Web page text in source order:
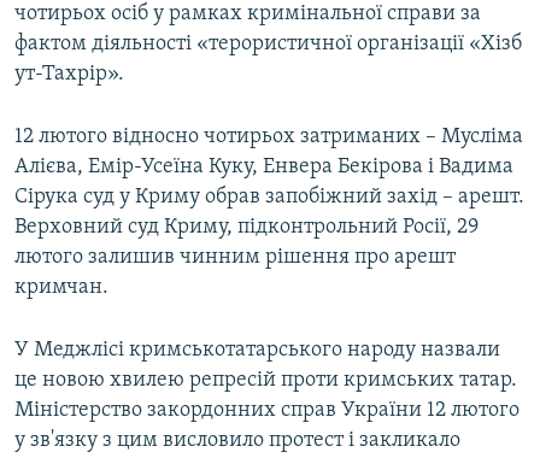
чотирьох осіб у рамках кримінальної справи за
фактом діяльності «терористичної організації «Хізб
ут-Тахрір».
12 лютого відносно чотирьох затриманих – Мусліма
Алієва, Емір-Усеїна Куку, Енвера Бекірова і Вадима
Сірука суд у Криму обрав запобіжний захід – арешт.
Верховний суд Криму, підконтрольний Росії, 29
лютого залишив чинним рішення про арешт
кримчан.
У Меджлісі кримськотатарського народу назвали
це новою хвилею репресій проти кримських татар.
Міністерство закордонних справ України 12 лютого
у зв'язку з цим висловило протест і закликало